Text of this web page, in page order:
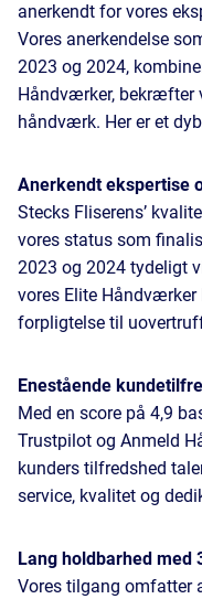
anerkendt for vores
Vores anerkendelse
2023 og 2024,
Håndværker, bekræfter
håndværk. Her er et
Anerkendt ekspertise
Stecks Fliserens’
vores status som
2023 og 2024 tydeligt
vores Elite
forpligtelse til
Enestående
Med en score på 4,9
Trustpilot og Anmeld
kunders tilfredshed
service, kvalitet og
Lang holdbarhed med
Vores tilgang omfatter